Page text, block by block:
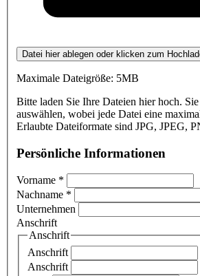
Datei hier ablegen oder klicken zum
Maximale Dateigröße: 5MB
Bitte laden Sie Ihre Dateien hier hoch.
auswählen, wobei jede Datei eine
Erlaubte Dateiformate sind JPG, JPEG,
Persönliche Informationen
Vorname *
Nachname *
Unternehmen
Anschrift
Anschrift
Anschrift
Anschrift